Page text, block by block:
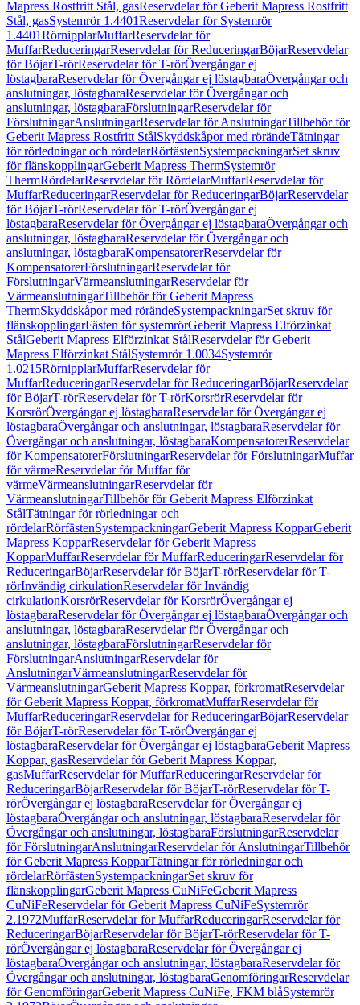
Mapress Rostfritt Stål, gasReservdelar för Geberit Mapress Rostfritt
Stål, gasSystemrör 1.4401Reservdelar för Systemrör
1.4401RörnipplarMuffarReservdelar för
MuffarReduceringarReservdelar för ReduceringarBöjarReservdelar
för BöjarT-rörReservdelar för T-rörÖvergångar ej
löstagbaraReservdelar för Övergångar ej löstagbaraÖvergångar och
anslutningar, löstagbaraReservdelar för Övergångar och
anslutningar, löstagbaraFörslutningarReservdelar för
FörslutningarAnslutningarReservdelar för AnslutningarTillbehör för
Geberit Mapress Rostfritt StålSkyddskåpor med rörändeTätningar
för rörledningar och rördelarRörfästenSystempackningarSet skruv
för flänskopplingarGeberit Mapress ThermSystemrör
ThermRördelarReservdelar för RördelarMuffarReservdelar för
MuffarReduceringarReservdelar för ReduceringarBöjarReservdelar
för BöjarT-rörReservdelar för T-rörÖvergångar ej
löstagbaraReservdelar för Övergångar ej löstagbaraÖvergångar och
anslutningar, löstagbaraReservdelar för Övergångar och
anslutningar, löstagbaraKompensatorerReservdelar för
KompensatorerFörslutningarReservdelar för
FörslutningarVärmeanslutningarReservdelar för
VärmeanslutningarTillbehör för Geberit Mapress
ThermSkyddskåpor med rörändeSystempackningarSet skruv för
flänskopplingarFästen för systemrörGeberit Mapress Elförzinkat
StålGeberit Mapress Elförzinkat StålReservdelar för Geberit
Mapress Elförzinkat StålSystemrör 1.0034Systemrör
1.0215RörnipplarMuffarReservdelar för
MuffarReduceringarReservdelar för ReduceringarBöjarReservdelar
för BöjarT-rörReservdelar för T-rörKorsrörReservdelar för
KorsrörÖvergångar ej löstagbaraReservdelar för Övergångar ej
löstagbaraÖvergångar och anslutningar, löstagbaraReservdelar för
Övergångar och anslutningar, löstagbaraKompensatorerReservdelar
för KompensatorerFörslutningarReservdelar för FörslutningarMuffar
för värmeReservdelar för Muffar för
värmeVärmeanslutningarReservdelar för
VärmeanslutningarTillbehör för Geberit Mapress Elförzinkat
StålTätningar för rörledningar och
rördelarRörfästenSystempackningarGeberit Mapress KopparGeberit
Mapress KopparReservdelar för Geberit Mapress
KopparMuffarReservdelar för MuffarReduceringarReservdelar för
ReduceringarBöjarReservdelar för BöjarT-rörReservdelar för T-
rörInvändig cirkulationReservdelar för Invändig
cirkulationKorsrörReservdelar för KorsrörÖvergångar ej
löstagbaraReservdelar för Övergångar ej löstagbaraÖvergångar och
anslutningar, löstagbaraReservdelar för Övergångar och
anslutningar, löstagbaraFörslutningarReservdelar för
FörslutningarAnslutningarReservdelar för
AnslutningarVärmeanslutningarReservdelar för
VärmeanslutningarGeberit Mapress Koppar, förkromatReservdelar
för Geberit Mapress Koppar, förkromatMuffarReservdelar för
MuffarReduceringarReservdelar för ReduceringarBöjarReservdelar
för BöjarT-rörReservdelar för T-rörÖvergångar ej
löstagbaraReservdelar för Övergångar ej löstagbaraGeberit Mapress
Koppar, gasReservdelar för Geberit Mapress Koppar,
gasMuffarReservdelar för MuffarReduceringarReservdelar för
ReduceringarBöjarReservdelar för BöjarT-rörReservdelar för T-
rörÖvergångar ej löstagbaraReservdelar för Övergångar ej
löstagbaraÖvergångar och anslutningar, löstagbaraReservdelar för
Övergångar och anslutningar, löstagbaraFörslutningarReservdelar
för FörslutningarAnslutningarReservdelar för AnslutningarTillbehör
för Geberit Mapress KopparTätningar för rörledningar och
rördelarRörfästenSystempackningarSet skruv för
flänskopplingarGeberit Mapress CuNiFeGeberit Mapress
CuNiFeReservdelar för Geberit Mapress CuNiFeSystemrör
2.1972MuffarReservdelar för MuffarReduceringarReservdelar för
ReduceringarBöjarReservdelar för BöjarT-rörReservdelar för T-
rörÖvergångar ej löstagbaraReservdelar för Övergångar ej
löstagbaraÖvergångar och anslutningar, löstagbaraReservdelar för
Övergångar och anslutningar, löstagbaraGenomföringarReservdelar
för GenomföringarGeberit Mapress CuNiFe, FKM blåSystemrör